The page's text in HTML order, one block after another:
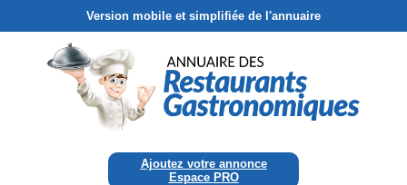
Version mobile et simplifiée de l'annuaire
Ajoutez votre annonce
Espace PRO